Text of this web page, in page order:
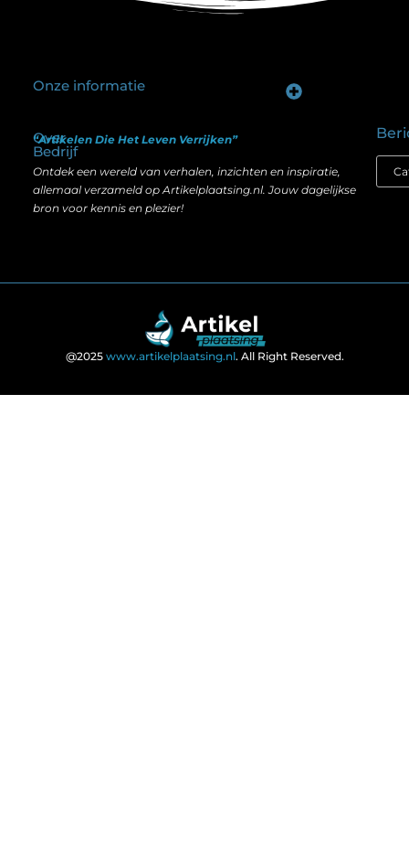
Over
Bedrijf
“Artikelen Die Het Leven Verrijken”
Ontdek een wereld van verhalen, inzichten en inspiratie,
allemaal verzameld op Artikelplaatsing.nl. Jouw dagelijkse
bron voor kennis en plezier!
Onze informatie
@2025 www.artikelplaatsing.nl. All Right Reserved.